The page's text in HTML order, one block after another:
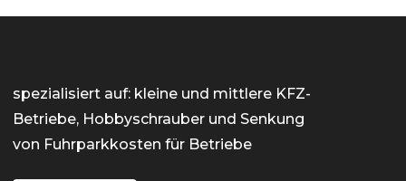
spezialisiert auf: kleine und mittlere KFZ-
Betriebe, Hobbyschrauber und Senkung
von Fuhrparkkosten für Betriebe